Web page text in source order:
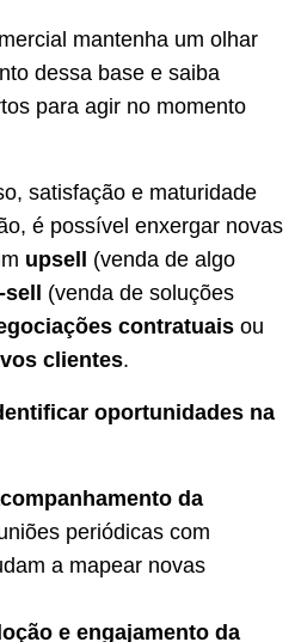
mantenha um olhar
dessa base e saiba
para agir no momento
satisfação e maturidade
é possível enxergar novas
upsell (venda de algo
sell (venda de soluções
contratuais ou
clientes.
oportunidades na
da
periódicas com
a mapear novas
e engajamento da